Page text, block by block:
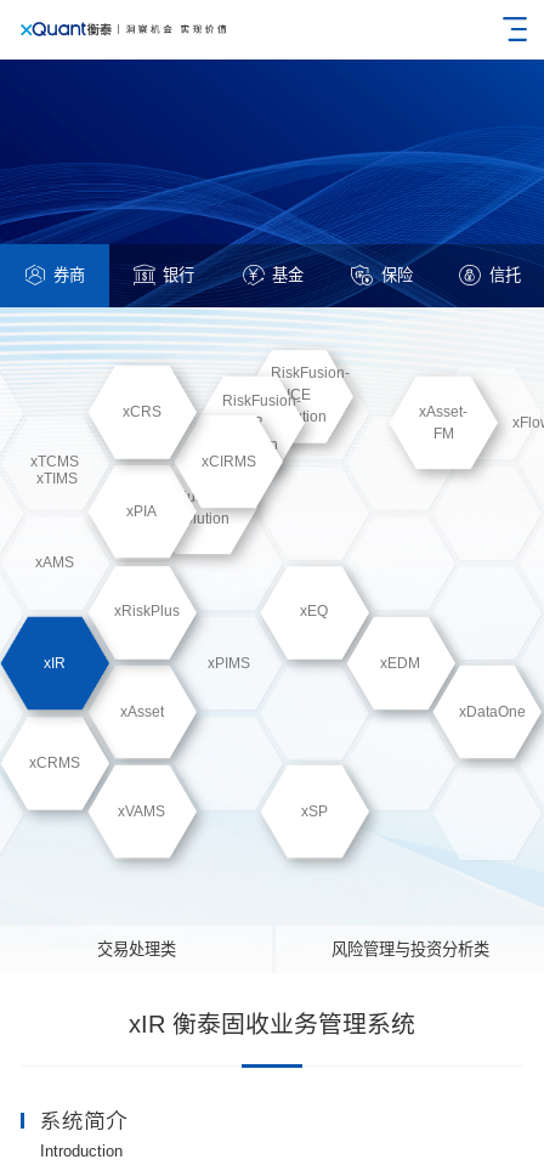
券商 银行 基金 保险 信托
交易处理类 风险管理与投资分析类
xTIMS
xAsset-
FM
xAsset
RiskFusion-
ICE
Solution
RiskFusion-
ICR
Solution
MultiFusion
Solution
xSP
xPIA
xCIRMS
xCRS
xCRMS
xRiskPlus
xVAMS
xPIMS
xIR
xAMS
xTCMS
xEQ
xEDM
xDataOne
xIR 衡泰固收业务管理系统
系统简介
Introduction